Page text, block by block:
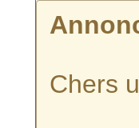
Chers